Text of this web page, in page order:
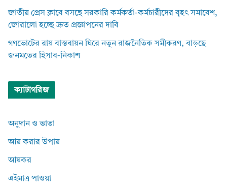
জাতীয় প্রেস ক্লাবে বসছে সরকারি কর্মকর্তা-কর্মচারীদের বৃহৎ সমাবেশ,
জোরালো হচ্ছে দ্রুত প্রজ্ঞাপনের দাবি
গণভোটের রায় বাস্তবায়ন ঘিরে নতুন রাজনৈতিক সমীকরণ, বাড়ছে
জনমতের হিসাব-নিকাশ
ক্যাটাগরিজ
অনুদান ও ভাতা
আয় করার উপায়
আয়কর
এইমাত্র পাওয়া